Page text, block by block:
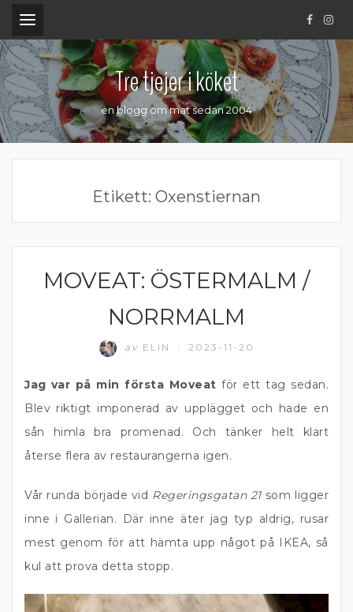
.
Tre tjejer i köket
en blogg om mat sedan 2004
Etikett: Oxenstiernan
ÖSTERMALM
MOVEAT: ÖSTERMALM /
NORRMALM
av ELIN 2023-11-20
Jag var på min första Moveat för ett tag sedan.
Blev riktigt imponerad av upplägget och hade en
sån himla bra promenad. Och tänker helt klart
återse flera av restaurangerna igen.
Vår runda började vid Regeringsgatan 21som ligger
inne i Gallerian. Där inne äter jag typ aldrig, rusar
mest genom för att hämta upp något på IKEA, så
kul att prova detta stopp.